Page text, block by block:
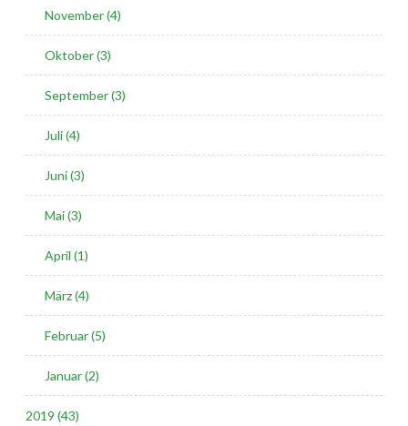
November (4)
Oktober (3)
September (3)
Juli (4)
Juni (3)
Mai (3)
April (1)
März (4)
Februar (5)
Januar (2)
2019 (43)